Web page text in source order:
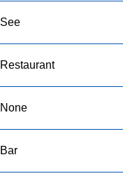
See
Restaurant
None
Bar